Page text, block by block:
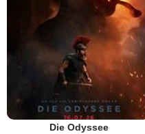
Die Odyssee